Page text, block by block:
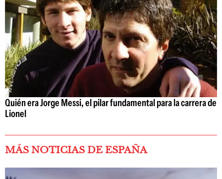
Quién era Jorge Messi, el pilar fundamental para la carrera de
Lionel
MÁS NOTICIAS DE ESPAÑA